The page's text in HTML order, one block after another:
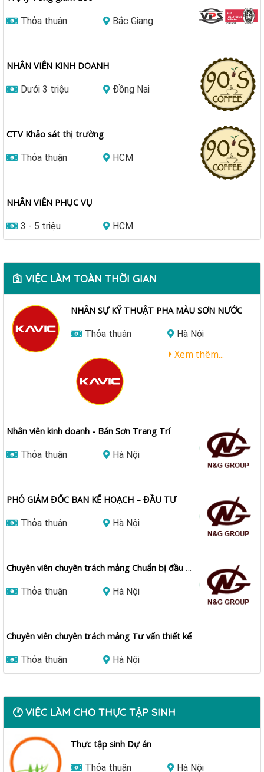
Thỏa thuận Bắc Giang
NHÂN VIÊN KINH DOANH
Dưới 3 triệu Đồng Nai
CTV Khảo sát thị trường
Thỏa thuận HCM
NHÂN VIÊN PHỤC VỤ
3 - 5 triệu HCM
🛐 VIỆC LÀM TOÀN THỜI GIAN
NHÂN SỰ KỸ THUẬT PHA MÀU SƠN NƯỚC
Thỏa thuận Hà Nội
Nhân viên kinh doanh - Bán Sơn Trang Trí
Thỏa thuận Hà Nội
PHÓ GIÁM ĐỐC BAN KẾ HOẠCH – ĐẦU TƯ
Thỏa thuận Hà Nội
Chuyên viên chuyên trách mảng Chuẩn bị đầu tư các...
Thỏa thuận Hà Nội
Chuyên viên chuyên trách mảng Tư vấn thiết kế
Thỏa thuận Hà Nội
Xem thêm...
🕐 VIỆC LÀM CHO THỰC TẬP SINH
Thực tập sinh Dự án
Thỏa thuận Hà Nội